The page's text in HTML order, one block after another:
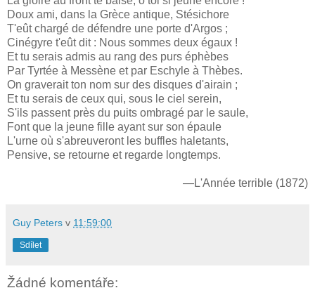
Doux ami, dans la Grèce antique, Stésichore
T'eût chargé de défendre une porte d'Argos ;
Cinégyre t'eût dit : Nous sommes deux égaux !
Et tu serais admis au rang des purs éphèbes
Par Tyrtée à Messène et par Eschyle à Thèbes.
On graverait ton nom sur des disques d'airain ;
Et tu serais de ceux qui, sous le ciel serein,
S'ils passent près du puits ombragé par le saule,
Font que la jeune fille ayant sur son épaule
L'urne où s'abreuveront les buffles haletants,
Pensive, se retourne et regarde longtemps.
—L'Année terrible (1872)
Guy Peters v 11:59:00
Sdílet
Žádné komentáře: